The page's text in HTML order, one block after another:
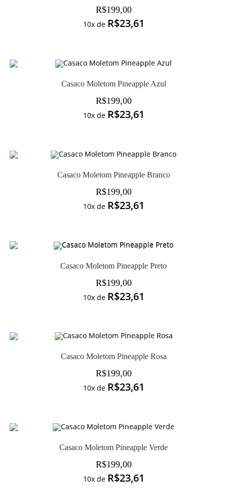
R$199,00
10x de R$23,61
Casaco Moletom Pineapple Azul
R$199,00
10x de R$23,61
Casaco Moletom Pineapple Branco
R$199,00
10x de R$23,61
Casaco Moletom Pineapple Preto
R$199,00
10x de R$23,61
Casaco Moletom Pineapple Rosa
R$199,00
10x de R$23,61
Casaco Moletom Pineapple Verde
R$199,00
10x de R$23,61